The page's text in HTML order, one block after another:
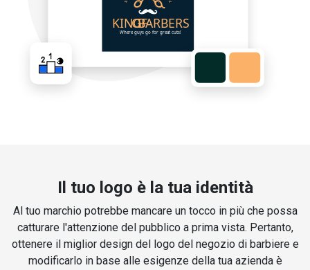
Il tuo logo è la tua identità
Al tuo marchio potrebbe mancare un tocco in più che possa
catturare l'attenzione del pubblico a prima vista. Pertanto,
ottenere il miglior design del logo del negozio di barbiere e
modificarlo in base alle esigenze della tua azienda è